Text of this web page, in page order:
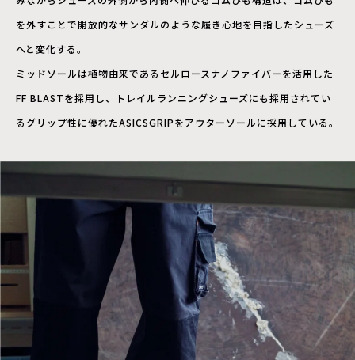
を外すことで開放的なサンダルのような履き心地を目指したシューズ
へと変化する。
ミッドソールは植物由来であるセルロースナノファイバーを活用した
FF BLASTを採用し、トレイルランニングシューズにも採用されてい
るグリップ性に優れたASICSGRIPをアウターソールに採用している。